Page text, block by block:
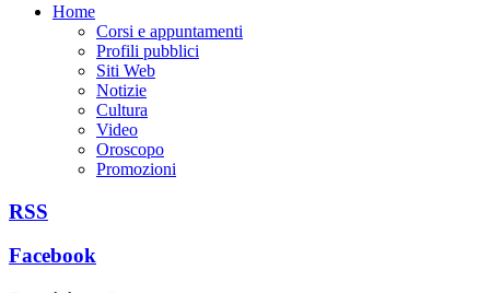
Home
Corsi e appuntamenti
Profili pubblici
Siti Web
Notizie
Cultura
Video
Oroscopo
Promozioni
RSS
Facebook